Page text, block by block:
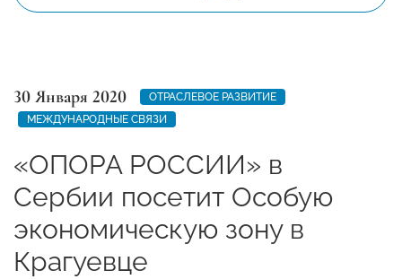
30 Января 2020
ОТРАСЛЕВОЕ РАЗВИТИЕ
МЕЖДУНАРОДНЫЕ СВЯЗИ
«ОПОРА РОССИИ» в
Сербии посетит Особую
экономическую зону в
Крагуевце